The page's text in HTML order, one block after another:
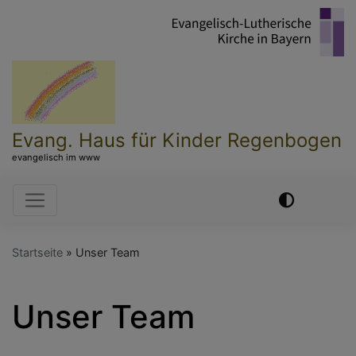
Evang. Haus für Kinder Regenbogen
evangelisch im www
Hauptnavigation
Startseite Unser Team
Unser Team